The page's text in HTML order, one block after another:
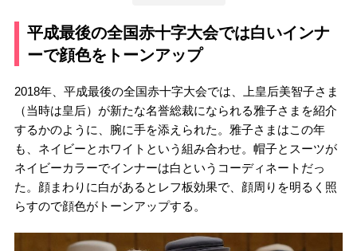
平成最後の全国赤十字大会では白いインナ
ーで顔色をトーンアップ
2018年、平成最後の全国赤十字大会では、上皇后美智子さま
（当時は皇后）が新たな名誉総裁になられる雅子さまを紹介
するかのように、腕に手を添えられた。雅子さまはこの年
も、ネイビーとホワイトという組み合わせ。帽子とスーツが
ネイビーカラーでインナーは白というコーディネートだっ
た。顔まわりに白があるとレフ板効果で、顔周りを明るく照
らすので顔色がトーンアップする。